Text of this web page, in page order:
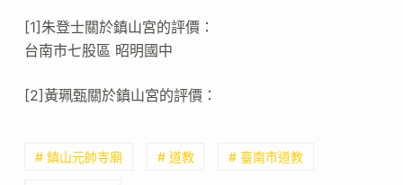
[1]朱登士關於鎮山宮的評價：
台南市七股區 昭明國中
[2]黃珮甄關於鎮山宮的評價：
# 鎮山元帥寺廟 # 道教 # 臺南市道教